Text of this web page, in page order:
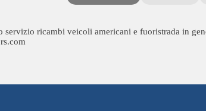
servizio ricambi veicoli americani e fuoristrada in